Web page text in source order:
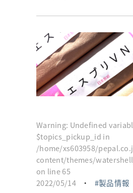
Warning: Undefined
$topics_pickup_id in
/home/xs603958/
content/themes/
on line65
2022/05/14
・ 製品情報